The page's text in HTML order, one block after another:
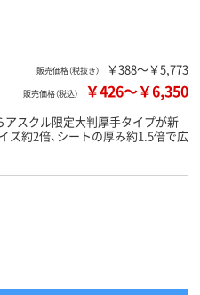
販売価格（税抜き） ￥388～￥5,773
販売価格（税込） ￥426～￥6,350
スクル限定大判厚手タイプが新
ズ約2倍、シートの厚み約1.5倍で広